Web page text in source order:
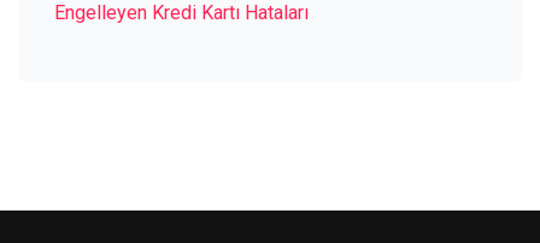
Engelleyen Kredi Kartı Hataları